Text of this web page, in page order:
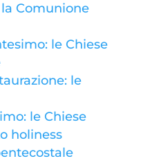
Comunione
le Chiese
le
le Chiese
holiness